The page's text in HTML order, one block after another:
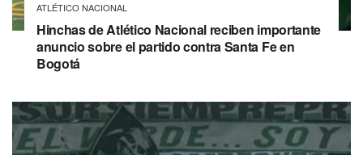
ATLÉTICO NACIONAL
Hinchas de Atlético Nacional reciben importante
anuncio sobre el partido contra Santa Fe en
Bogotá